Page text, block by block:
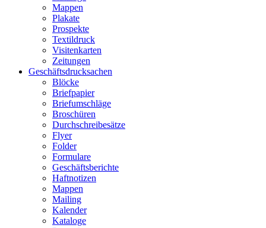
Mappen
Plakate
Prospekte
Textildruck
Visitenkarten
Zeitungen
Geschäftsdrucksachen
Blöcke
Briefpapier
Briefumschläge
Broschüren
Durchschreibesätze
Flyer
Folder
Formulare
Geschäftsberichte
Haftnotizen
Mappen
Mailing
Kalender
Kataloge